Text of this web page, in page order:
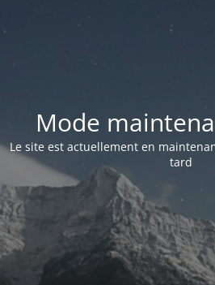
Mode
Le site est actuellement en
tard